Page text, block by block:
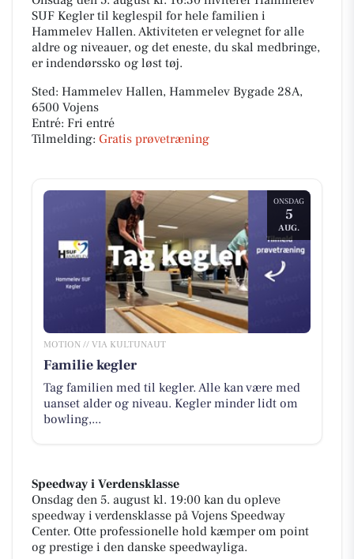
SUF Kegler til keglespil for hele familien i
Hammelev Hallen. Aktiviteten er velegnet for alle
aldre og niveauer, og det eneste, du skal medbringe,
er indendørssko og løst tøj.
Sted: Hammelev Hallen, Hammelev Bygade 28A,
6500 Vojens
Entré: Fri entré
Tilmelding: Gratis prøvetræning
ONSDAG
5
AUG.
MOTION // VIA KULTUNAUT
Familie kegler
Tag familien med til kegler. Alle kan være med
uanset alder og niveau. Kegler minder lidt om
bowling,...
Speedway i Verdensklasse
Onsdag den 5. august kl. 19:00 kan du opleve
speedway i verdensklasse på Vojens Speedway
Center. Otte professionelle hold kæmper om point
og prestige i den danske speedwayliga.